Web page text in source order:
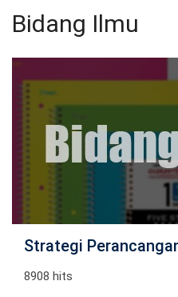
Bidang Ilmu
Strategi
8908 hits